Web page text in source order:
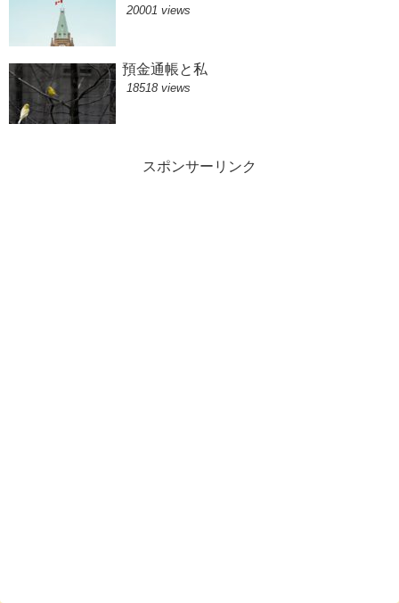
20001 views
預金通帳と私
18518 views
スポンサーリンク